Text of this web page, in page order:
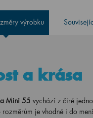
výrobku
a krása
Mini 55 vychází z čiré
je vhodné i do